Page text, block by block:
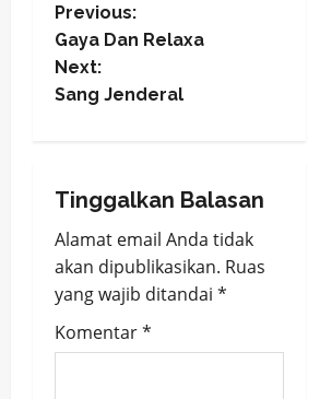
P
o
s
n
a
v
i
Previous:
Gaya Dan Relaxa
Next:
Sang Jenderal
Tinggalkan Balasan
Alamat email Anda tidak
akan dipublikasikan. Ruas
yang wajib ditandai *
Komentar*